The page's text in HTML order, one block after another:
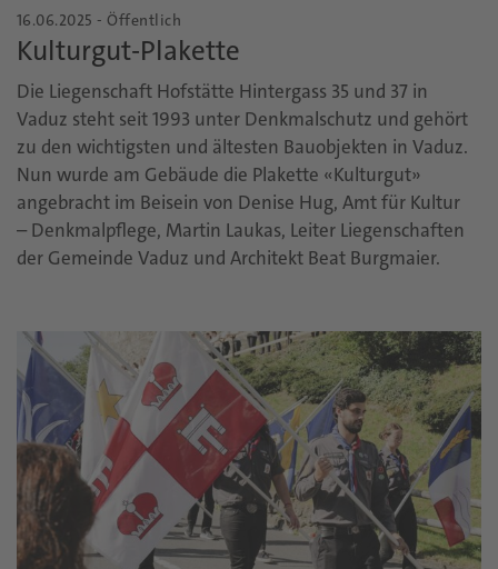
16.06.2025 - Öffentlich
Kulturgut-Plakette
Die Liegenschaft Hofstätte Hintergass 35 und 37 in
Vaduz steht seit 1993 unter Denkmalschutz und gehört
zu den wichtigsten und ältesten Bauobjekten in Vaduz.
Nun wurde am Gebäude die Plakette «Kulturgut»
angebracht im Beisein von Denise Hug, Amt für Kultur
– Denkmalpflege, Martin Laukas, Leiter Liegenschaften
der Gemeinde Vaduz und Architekt Beat Burgmaier.